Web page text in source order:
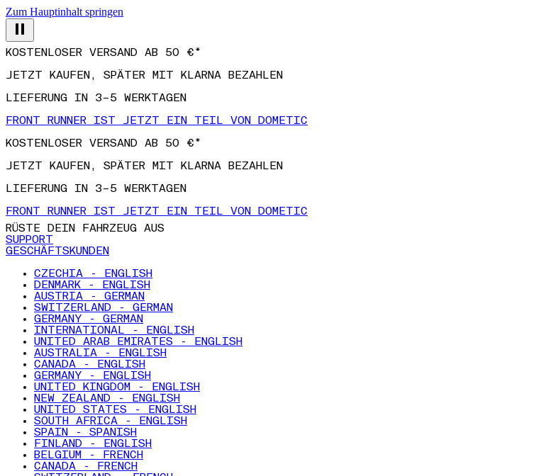
Zum Hauptinhalt springen
KOSTENLOSER VERSAND AB 50 €*
JETZT KAUFEN, SPÄTER MIT KLARNA BEZAHLEN
LIEFERUNG IN 3–5 WERKTAGEN
FRONT RUNNER IST JETZT EIN TEIL VON DOMETIC
KOSTENLOSER VERSAND AB 50 €*
JETZT KAUFEN, SPÄTER MIT KLARNA BEZAHLEN
LIEFERUNG IN 3–5 WERKTAGEN
FRONT RUNNER IST JETZT EIN TEIL VON DOMETIC
RÜSTE DEIN FAHRZEUG AUS
SUPPORT
GESCHÄFTSKUNDEN
CZECHIA - ENGLISH
DENMARK - ENGLISH
AUSTRIA - GERMAN
SWITZERLAND - GERMAN
GERMANY - GERMAN
INTERNATIONAL - ENGLISH
UNITED ARAB EMIRATES - ENGLISH
AUSTRALIA - ENGLISH
CANADA - ENGLISH
GERMANY - ENGLISH
UNITED KINGDOM - ENGLISH
NEW ZEALAND - ENGLISH
UNITED STATES - ENGLISH
SOUTH AFRICA - ENGLISH
SPAIN - SPANISH
FINLAND - ENGLISH
BELGIUM - FRENCH
CANADA - FRENCH